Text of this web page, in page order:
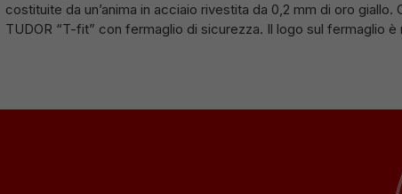
costituite da un’anima in acciaio rivestita da 0,2 mm di oro giallo.
TUDOR “T-fit” con fermaglio di sicurezza. Il logo sul fermaglio è